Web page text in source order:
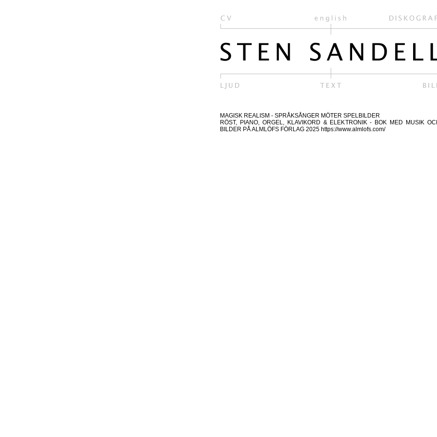
MAGISK REALISM - SPRÅKSÅNGER MÖTER SPELBILDER
RÖST, PIANO, ORGEL, KLAVIKORD & ELEKTRONIK - BOK MED MUSIK
BILDER PÅ ALMLÖFS FÖRLAG 2025 https://www.almlofs.com/